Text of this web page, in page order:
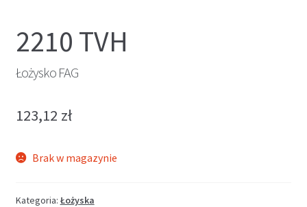
2210 TVH
Łożysko FAG
123,12 zł
Brak w magazynie
Kategoria: Łożyska